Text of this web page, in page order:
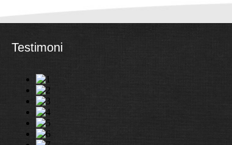
Testimoni